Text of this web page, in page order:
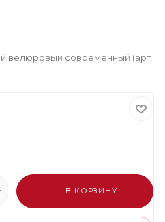
велюровый современный (арт
В КОРЗИНУ